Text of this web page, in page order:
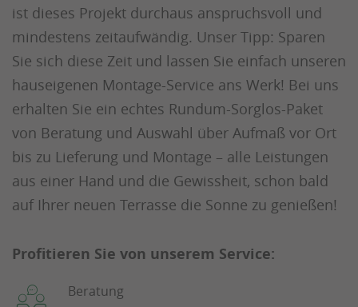
ist dieses Projekt durchaus anspruchsvoll und
mindestens zeitaufwändig. Unser Tipp: Sparen
Sie sich diese Zeit und lassen Sie einfach unseren
hauseigenen Montage-Service ans Werk! Bei uns
erhalten Sie ein echtes Rundum-Sorglos-Paket
von Beratung und Auswahl über Aufmaß vor Ort
bis zu Lieferung und Montage – alle Leistungen
aus einer Hand und die Gewissheit, schon bald
auf Ihrer neuen Terrasse die Sonne zu genießen!
Profitieren Sie von unserem Service:
Beratung